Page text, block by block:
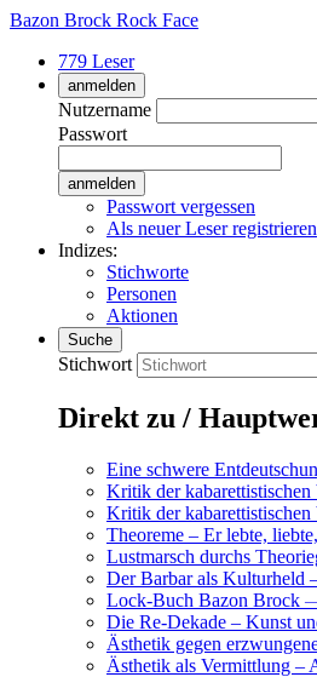
Bazon Brock Rock Face
779 Leser
anmelden
Nutzername
Passwort
Passwort vergessen
Als neuer Leser registrieren
Indizes:
Stichworte
Personen
Aktionen
Suche
Stichwort
Direkt zu /
Eine schwere
Kritik der
Kritik der kabarettistischen
Theoreme – Er lebte,
Lustmarsch durchs
Der Barbar als Kulturheld
Lock-Buch Bazon Brock
Die Re-Dekade – Kunst
Ästhetik gegen
Ästhetik als Vermittlung –